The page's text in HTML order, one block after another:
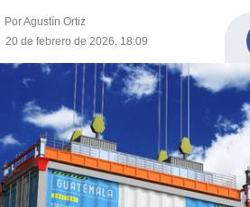
Por Agustín Ortiz
20 de febrero de 2026, 18:09